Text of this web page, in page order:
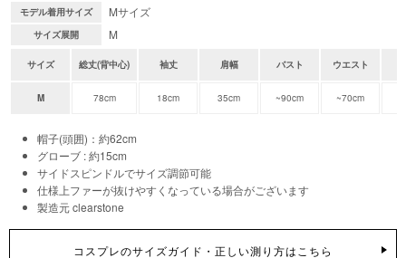
モデル着用サイズ Mサイズ
サイズ展開 M
サイズ 総丈(背中心) 袖丈 肩幅 バスト ウエスト
M 78cm 18cm 35cm ~90cm ~70cm
帽子(頭囲)：約62cm
グローブ : 約15cm
サイドスピンドルでサイズ調節可能
仕様上ファーが抜けやすくなっている場合がございます
製造元 clearstone
コスプレのサイズガイド・正しい測り方はこちら